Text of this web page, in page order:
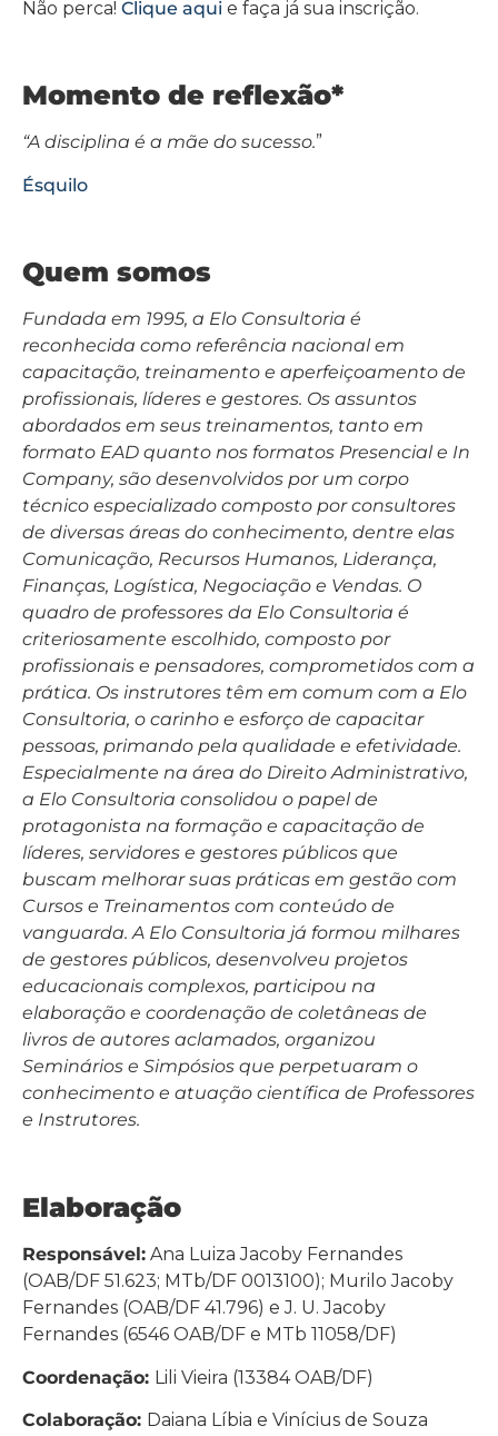
Não perca! Clique aqui e faça já sua inscrição.
Momento de reflexão*
“A disciplina é a mãe do sucesso.”
Ésquilo
Quem somos
Fundada em 1995, a Elo Consultoria é
reconhecida como referência nacional em
capacitação, treinamento e aperfeiçoamento de
profissionais, líderes e gestores. Os assuntos
abordados em seus treinamentos, tanto em
formato EAD quanto nos formatos Presencial e In
Company, são desenvolvidos por um corpo
técnico especializado composto por consultores
de diversas áreas do conhecimento, dentre elas
Comunicação, Recursos Humanos, Liderança,
Finanças, Logística, Negociação e Vendas. O
quadro de professores da Elo Consultoria é
criteriosamente escolhido, composto por
profissionais e pensadores, comprometidos com a
prática. Os instrutores têm em comum com a Elo
Consultoria, o carinho e esforço de capacitar
pessoas, primando pela qualidade e efetividade.
Especialmente na área do Direito Administrativo,
a Elo Consultoria consolidou o papel de
protagonista na formação e capacitação de
líderes, servidores e gestores públicos que
buscam melhorar suas práticas em gestão com
Cursos e Treinamentos com conteúdo de
vanguarda. A Elo Consultoria já formou milhares
de gestores públicos, desenvolveu projetos
educacionais complexos, participou na
elaboração e coordenação de coletâneas de
livros de autores aclamados, organizou
Seminários e Simpósios que perpetuaram o
conhecimento e atuação científica de Professores
e Instrutores.
Elaboração
Responsável: Ana Luiza Jacoby Fernandes
(OAB/DF 51.623; MTb/DF 0013100); Murilo Jacoby
Fernandes (OAB/DF 41.796) e J. U. Jacoby
Fernandes (6546 OAB/DF e MTb 11058/DF)
Coordenação: Lili Vieira (13384 OAB/DF)
Colaboração: Daiana Líbia e Vinícius de Souza